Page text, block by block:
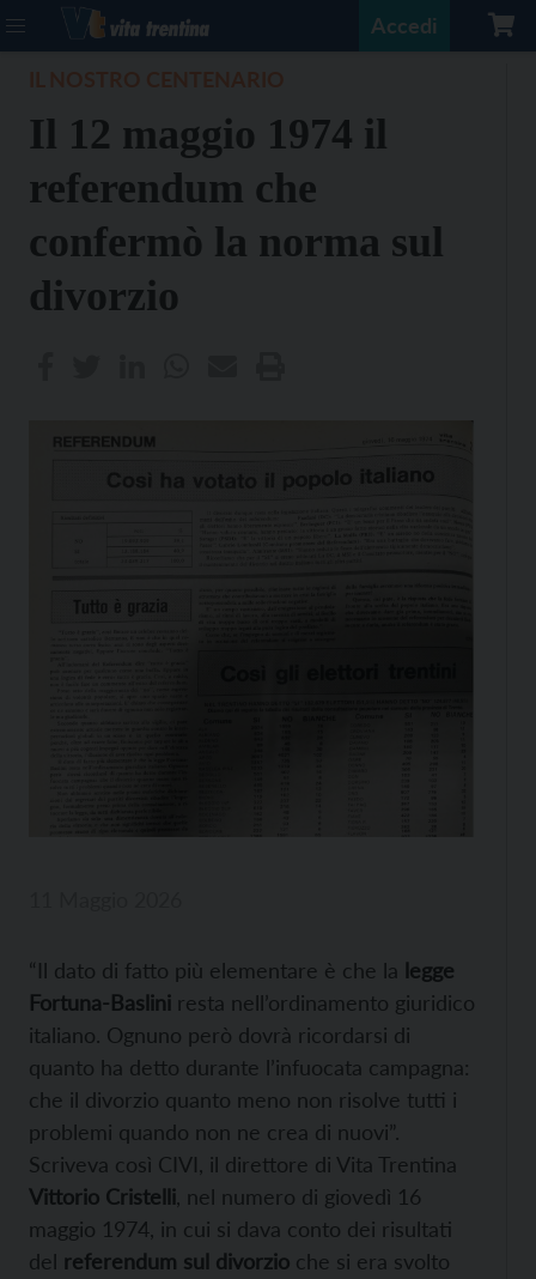
Accedi
Il 12 maggio 1974 il
referendum che
confermò la norma sul
divorzio
“Il dato di fatto più elementare è che la legge
Fortuna-Baslini resta nell’ordinamento giuridico
italiano. Ognuno però dovrà ricordarsi di
quanto ha detto durante l’infuocata campagna:
che il divorzio quanto meno non risolve tutti i
problemi quando non ne crea di nuovi”.
Scriveva così CIVI, il direttore di Vita Trentina
Vittorio Cristelli, nel numero di giovedì 16
maggio 1974, in cui si dava conto dei risultati
del referendum sul divorzio che si era svolto